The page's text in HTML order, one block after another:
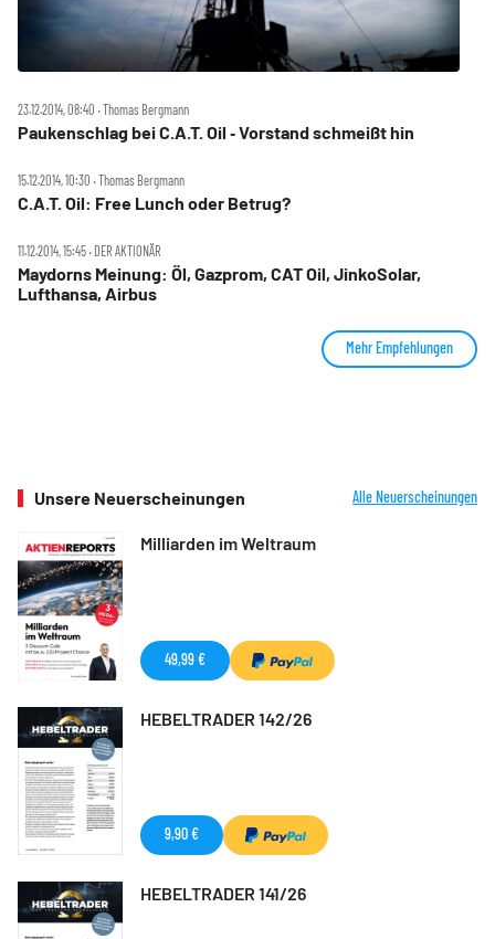
23.12.2014, 08:40 ‧ Thomas Bergmann
Paukenschlag bei C.A.T. Oil ‑ Vorstand schmeißt hin
15.12.2014, 10:30 ‧ Thomas Bergmann
C.A.T. Oil: Free Lunch oder Betrug?
11.12.2014, 15:45 ‧ DER AKTIONÄR
Maydorns Meinung: Öl, Gazprom, CAT Oil, JinkoSolar,
Lufthansa, Airbus
Mehr Empfehlungen
Unsere Neuerscheinungen Alle Neuerscheinungen
Milliarden im Weltraum
49,99 €
HEBELTRADER 142/26
9,90 €
HEBELTRADER 141/26